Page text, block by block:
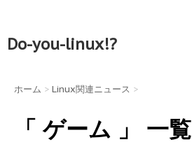
Do-you-linux!?
ホーム > Linux関連ニュース >
「 ゲーム 」 一覧